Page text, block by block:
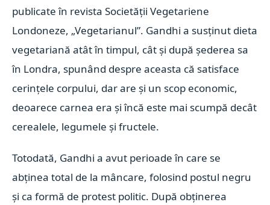
publicate în revista Societăţii Vegetariene
Londoneze, „Vegetarianul”. Gandhi a susţinut dieta
vegetariană atât în timpul, cât şi după şederea sa
în Londra, spunând despre aceasta că satisface
cerinţele corpului, dar are şi un scop economic,
deoarece carnea era şi încă este mai scumpă decât
cerealele, legumele şi fructele.
Totodată, Gandhi a avut perioade în care se
abţinea total de la mâncare, folosind postul negru
şi ca formă de protest politic. După obţinerea